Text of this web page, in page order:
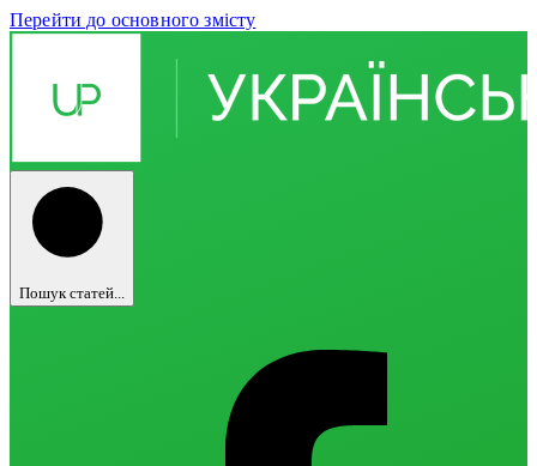
Перейти до основного змісту
Пошук статей...